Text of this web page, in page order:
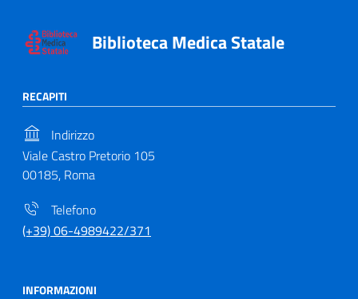
Biblioteca Medica Statale
RECAPITI
Indirizzo
Viale Castro Pretorio 105
00185, Roma
Telefono
(+39) 06-4989422/371
INFORMAZIONI